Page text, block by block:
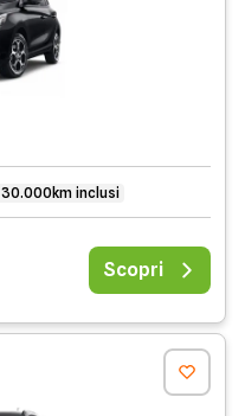
30.000km inclusi
Scopri